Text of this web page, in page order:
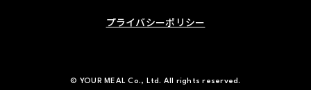
プライバシーポリシー
© YOUR MEAL Co., Ltd. All rights reserved.